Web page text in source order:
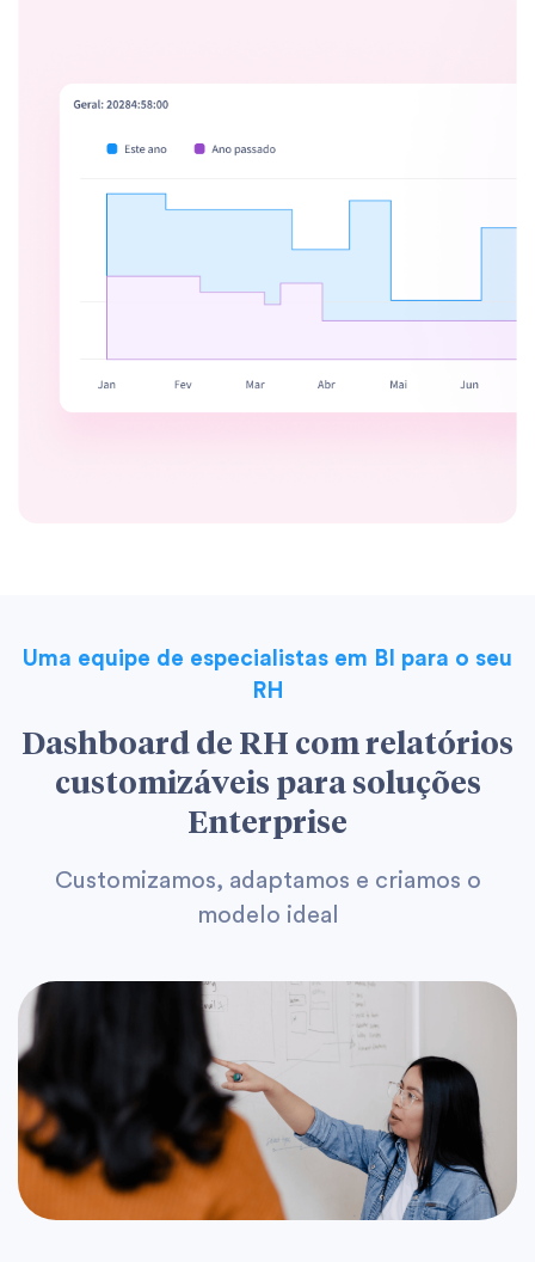
Uma equipe de especialistas em BI para o seu
RH
Dashboard de RH com relatórios
customizáveis para soluções
Enterprise
Customizamos, adaptamos e criamos o
modelo ideal